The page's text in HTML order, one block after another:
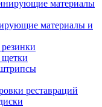
материалы и
реставраций